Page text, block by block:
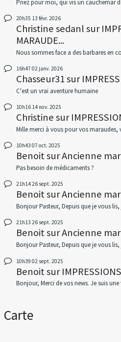
Priez pour moi, qui vis un cauchemar
20h35 13 févr. 2026
Christine sedanlsur
MARAUDE...
Nous sommes face a des barbares en
16h47 02 janv. 2026
Chasseur31sur
C'est un vrai aventure humaine
10h16 14 nov. 2025
Christinesur
Mille merci à vous pour vos maraudes,
10h43 07 oct. 2025
BenoitsurAncienne
Pas besoin de médicaments ?
21h1426 sept. 2025
BenoitsurAncienne
Bonjour Pasteur, Depuis que je vous
21h13 26 sept. 2025
BenoitsurAncienne
Bonjour Pasteur, Depuis que je vous
10h39 02 sept. 2025
Benoitsur
Bonjour, Merci de vos news. Je suis
Carte